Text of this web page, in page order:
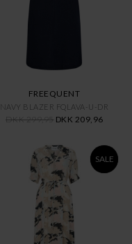
FREEQUENT
NAVY BLAZER FQLAVA-U-DR
DKK 299,95 DKK 209,96
SALE